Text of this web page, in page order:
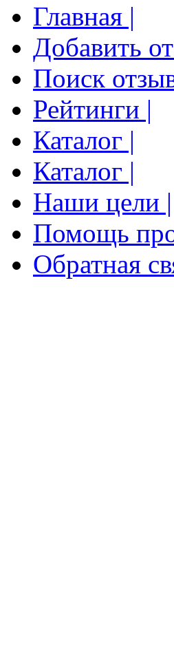
Главная |
Добавить
Поиск
Рейтинги |
Каталог |
Каталог |
Наши цели |
Помощь
Обратная